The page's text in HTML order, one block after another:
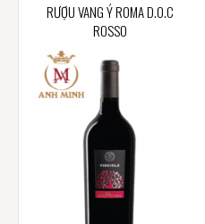
RƯỢU VANG Ý ROMA D.O.C
ROSSO